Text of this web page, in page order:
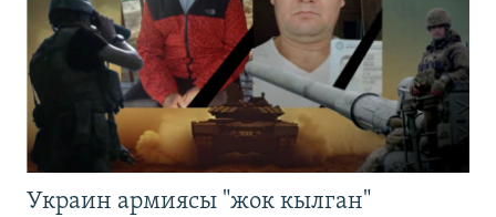
Украин армиясы "жок кылган"